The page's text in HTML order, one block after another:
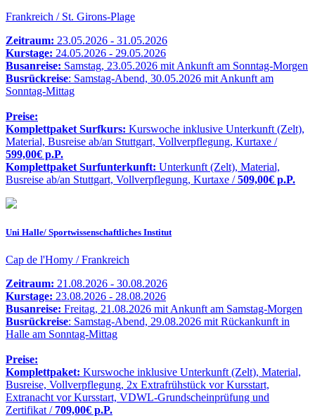
Frankreich / St. Girons-Plage
Zeitraum: 23.05.2026 - 31.05.2026
Kurstage: 24.05.2026 - 29.05.2026
Busanreise: Samstag, 23.05.2026 mit Ankunft am Sonntag-Morgen
Busrückreise: Samstag-Abend, 30.05.2026 mit Ankunft am
Sonntag-Mittag
Preise:
Komplettpaket Surfkurs: Kurswoche inklusive Unterkunft (Zelt),
Material, Busreise ab/an Stuttgart, Vollverpflegung, Kurtaxe /
599,00€ p.P.
Komplettpaket Surfunterkunft: Unterkunft (Zelt), Material,
Busreise ab/an Stuttgart, Vollverpflegung, Kurtaxe /509,00€ p.P.
Uni Halle/ Sportwissenschaftliches Institut
Cap de l'Homy / Frankreich
Zeitraum: 21.08.2026 - 30.08.2026
Kurstage: 23.08.2026 - 28.08.2026
Busanreise: Freitag, 21.08.2026 mit Ankunft am Samstag-Morgen
Busrückreise: Samstag-Abend, 29.08.2026 mit Rückankunft in
Halle am Sonntag-Mittag
Preise:
Komplettpaket: Kurswoche inklusive Unterkunft (Zelt), Material,
Busreise, Vollverpflegung, 2x Extrafrühstück vor Kursstart,
Extranacht vor Kursstart, VDWL-Grundscheinprüfung und
Zertifikat / 709,00€ p.P.